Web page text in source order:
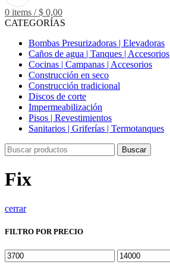
0 items / $ 0,00
CATEGORÍAS
Bombas Presurizadoras | Elevadoras
Caños de agua | Tanques | Accesorios
Cocinas | Campanas | Accesorios
Construcción en seco
Construcción tradicional
Discos de corte
Impermeabilización
Pisos | Revestimientos
Sanitarios | Griferías | Termotanques
Buscar
Fix
cerrar
FILTRO POR PRECIO